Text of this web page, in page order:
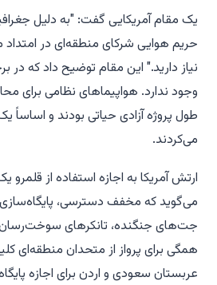
یک مقام آمریکایی گفت: "به دلیل
حریم هوایی شرکای منطقه‌ای در
نیاز دارید." این مقام توضیح داد که در
وجود ندارد. هواپیماهای نظامی برای
طول پروژه آزادی حیاتی بودند و اساساً
می‌کردند.
می‌گوید که مخفف دسترسی، پایگاه‌سازی
جت‌های جنگنده، تانکرهای سوخت‌رسان
همگی برای پرواز از متحدان منطقه‌ای
عربستان سعودی و اردن برای اجازه